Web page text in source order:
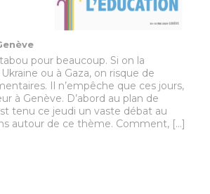
pour beaucoup. Si on la
ou à Gaza, on risque de
Il n’empêche que ces jours,
à Genève. D’abord au plan de
tenu ce jeudi un vaste débat au
autour de ce thème. Comment, […]